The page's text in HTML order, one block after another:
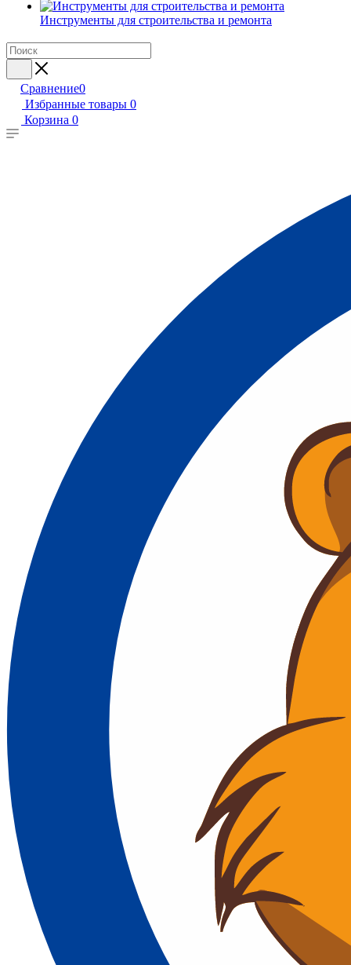
Инструменты для строительства и ремонта
Сравнение0
Избранные товары 0
Корзина 0